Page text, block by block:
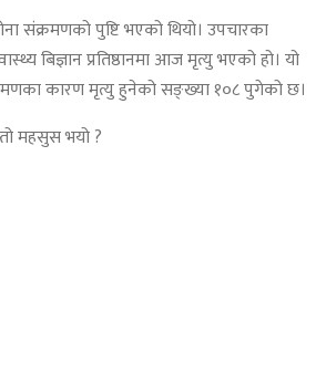
संक्रमणको पुष्टि भएको थियो। उपचारका
बिज्ञान प्रतिष्ठानमा आज मृत्यु भएको हो। यो
कारण मृत्यु हुनेको सङ्ख्या १०८ पुगेको छ।
महसुस भयो ?